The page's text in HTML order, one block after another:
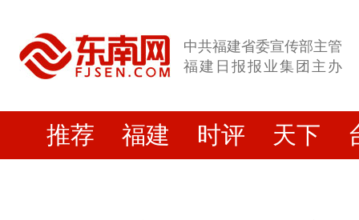
中共福建省委宣传部主管
福建日报报业集团主办
推荐 福建 时评 天下